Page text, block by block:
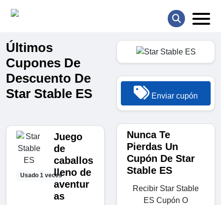
Últimos
Cupones De
Descuento De
Star Stable ES
Usado 1 veces
Juego
de
caballos
lleno de
aventur
as
Enviar cupón
Nunca Te
Pierdas Un
Cupón De Star
Stable ES
Recibir Star Stable
ES Cupón O